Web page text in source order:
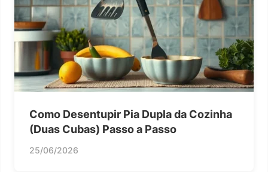
Como Desentupir Pia Dupla da Cozinha
(Duas Cubas) Passo a Passo
25/06/2026